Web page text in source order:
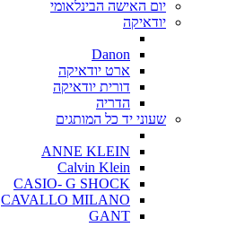
יום האישה הבינלאומי
יודאיקה
Danon
ארט יודאיקה
דורית יודאיקה
הדריה
שעוני יד כל המותגים
ANNE KLEIN
Calvin Klein
CASIO- G SHOCK
CAVALLO MILANO
GANT